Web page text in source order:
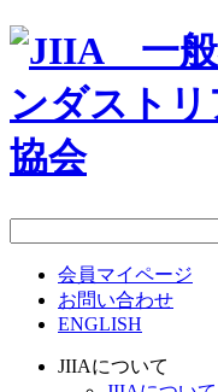
会員マイページ
お問い合わせ
ENGLISH
JIIAについて